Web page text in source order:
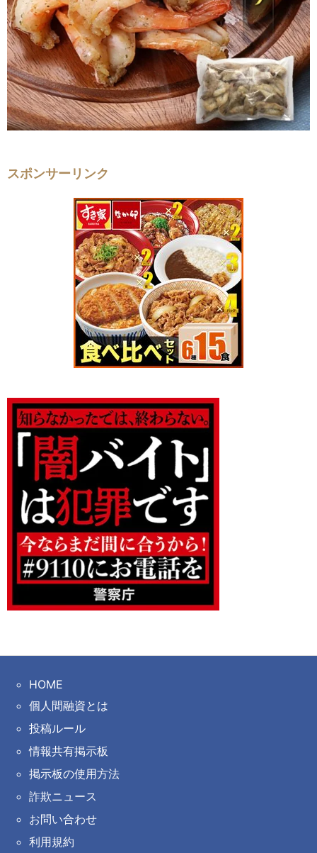
スポンサーリンク
HOME
個人間融資とは
投稿ルール
情報共有掲示板
掲示板の使用方法
詐欺ニュース
お問い合わせ
利用規約